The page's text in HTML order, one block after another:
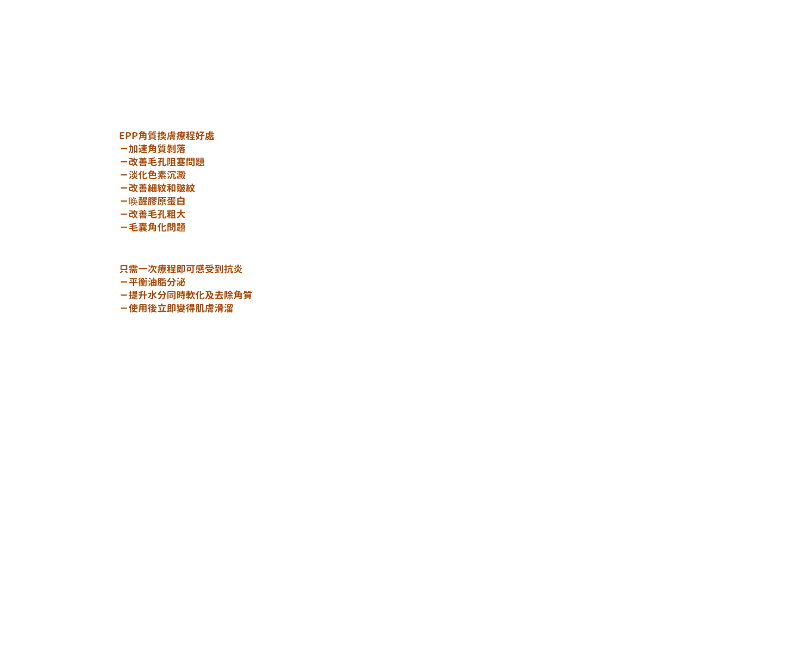
EPP角質換膚療程好處
－加速角質剝落
－改善毛孔阻塞問題
－淡化色素沉澱
－改善細紋和皺紋
－唤醒膠原蛋白
－改善毛孔粗大
－毛囊角化問題
只需一次療程即可感受到抗炎
－平衡油脂分泌
－提升水分同時軟化及去除角質
－使用後立即變得肌膚滑溜